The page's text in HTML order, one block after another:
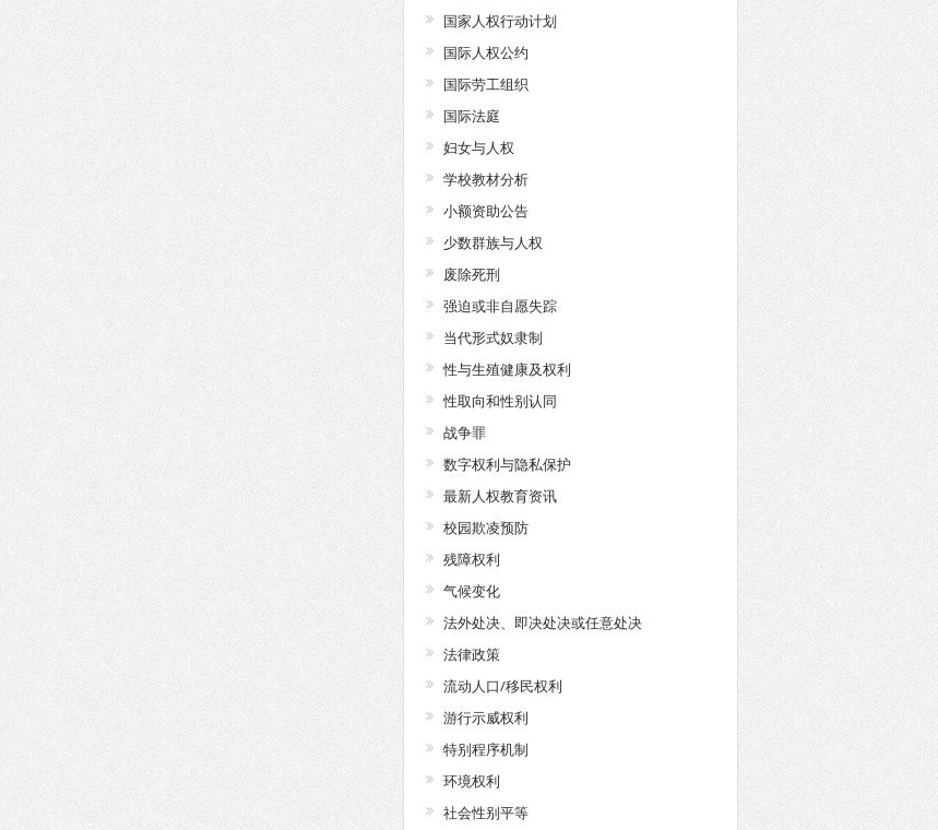
国家人权行动计划
国际人权公约
国际劳工组织
国际法庭
妇女与人权
学校教材分析
小额资助公告
少数群族与人权
废除死刑
强迫或非自愿失踪
当代形式奴隶制
性与生殖健康及权利
性取向和性别认同
战争罪
数字权利与隐私保护
最新人权教育资讯
校园欺凌预防
残障权利
气候变化
法外处决、即决处决或任意处决
法律政策
流动人口/移民权利
游行示威权利
特别程序机制
环境权利
社会性别平等